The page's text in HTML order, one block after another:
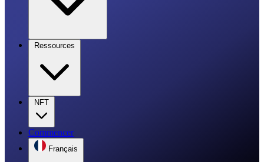
Ressources
NFT
Commencer
Français